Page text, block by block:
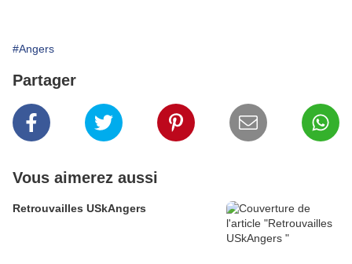
#Angers
Partager
Vous aimerez aussi
Retrouvailles USkAngers